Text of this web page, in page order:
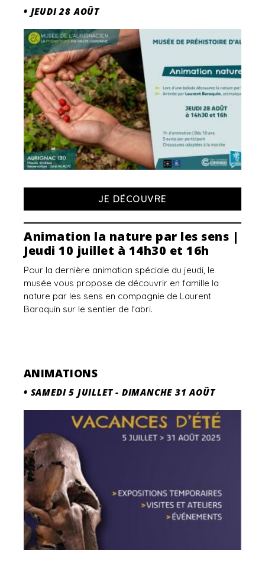
• JEUDI 28 AOÛT
JE DÉCOUVRE
Animation la nature par les sens |
Jeudi 10 juillet à 14h30 et 16h
Pour la dernière animation spéciale du jeudi, le
musée vous propose de découvrir en famille la
nature par les sens en compagnie de Laurent
Baraquin sur le sentier de l'abri.
ANIMATIONS
• SAMEDI 5 JUILLET- DIMANCHE 31 AOÛT